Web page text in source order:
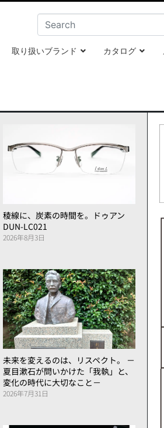
取り扱いブランド カタログ
稜線に、炭素の時間を。ドゥアン
DUN-LC021
2026年8月3日
未来を変えるのは、リスペクト。 －
夏目漱石が問いかけた「我執」と、
変化の時代に大切なこと－
2026年7月31日